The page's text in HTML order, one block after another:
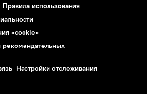
Правила использования
«cookie»
Настройки отслеживания